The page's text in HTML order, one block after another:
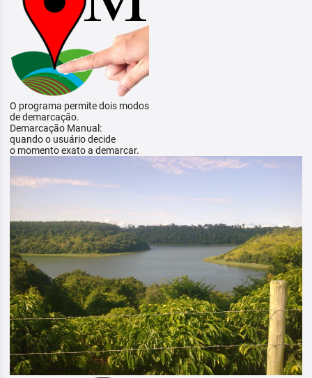
O programa permite dois modos
de demarcação.
Demarcação Manual:
quando o usuário decide
o momento exato a demarcar.